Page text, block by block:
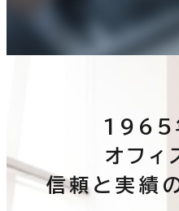
1965
オフィ
信頼と実績